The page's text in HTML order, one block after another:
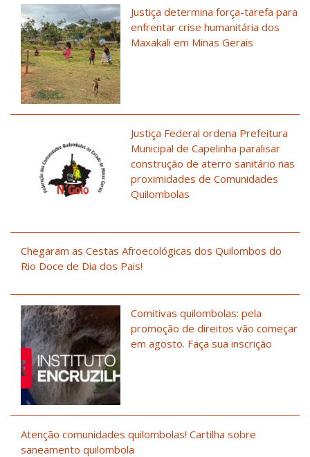
Justiça determina força-tarefa para
enfrentar crise humanitária dos
Maxakali em Minas Gerais
Justiça Federal ordena Prefeitura
Municipal de Capelinha paralisar
construção de aterro sanitário nas
proximidades de Comunidades
Quilombolas
Chegaram as Cestas Afroecológicas dos Quilombos do
Rio Doce de Dia dos Pais!
Comitivas quilombolas: pela
promoção de direitos vão começar
em agosto. Faça sua inscrição
Atenção comunidades quilombolas! Cartilha sobre
saneamento quilombola